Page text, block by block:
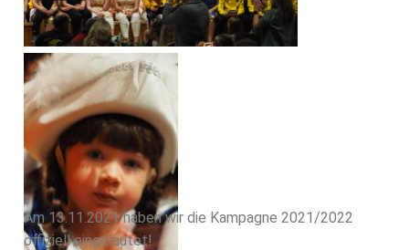
Am 13.11.2021 haben wir die Kampagne 2021/2022
offiziell eingeläutet!